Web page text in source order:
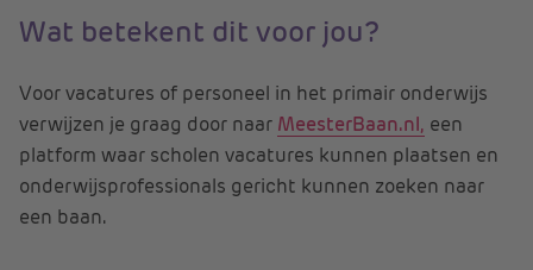
Wat betekent dit voor jou?
Voor vacatures of personeel in het primair onderwijs
verwijzen je graag door naar MeesterBaan.nl, een
platform waar scholen vacatures kunnen plaatsen en
onderwijsprofessionals gericht kunnen zoeken naar
een baan.